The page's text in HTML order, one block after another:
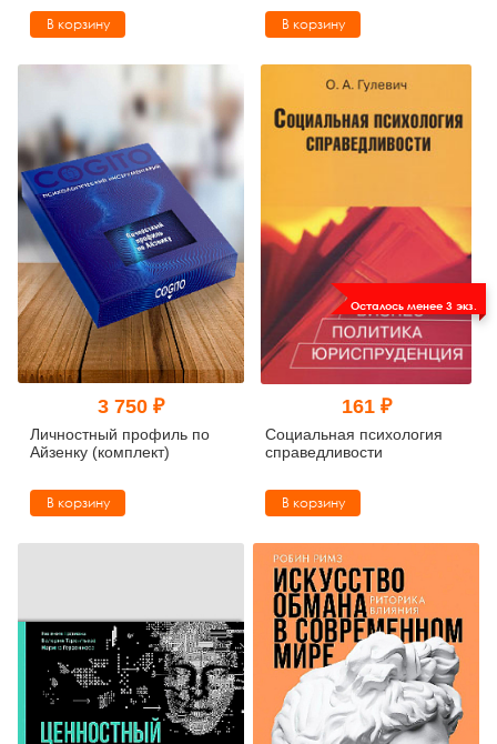
В корзину В корзину
3 750 ₽
Личностный профиль по
Айзенку (комплект)
В корзину
Осталось менее 3 экз.
161 ₽
Социальная психология
справедливости
В корзину